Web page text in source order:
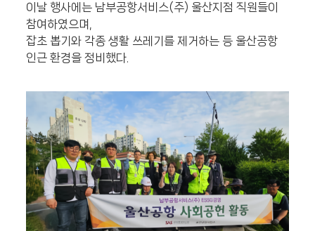
이날 행사에는 남부공항서비스(주) 울산지점 직원들이
참여하였으며,
잡초 뽑기와 각종 생활 쓰레기를 제거하는 등 울산공항
인근 환경을 정비했다.